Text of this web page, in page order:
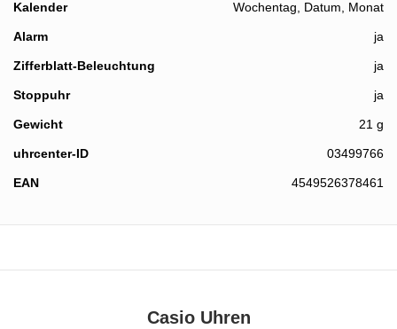
Kalender Wochentag, Datum, Monat
Alarm ja
Zifferblatt-Beleuchtung ja
Stoppuhr ja
Gewicht 21 g
uhrcenter-ID 03499766
EAN 4549526378461
Casio Uhren